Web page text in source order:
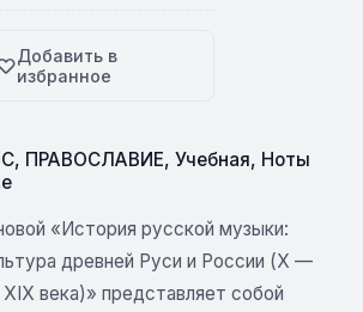
Добавить в
избранное
, ПРАВОСЛАВИЕ, Учебная, Ноты
«История русской музыки:
древней Руси и России (X —
XIX века)» представляет собой